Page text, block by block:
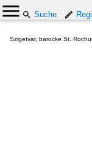
Suche
Szigetvar, barocke St.